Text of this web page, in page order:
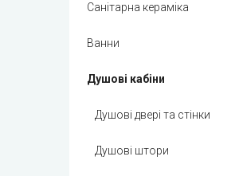
Санітарна кераміка
Ванни
Душові кабіни
Душові двері та стінки
Душові штори